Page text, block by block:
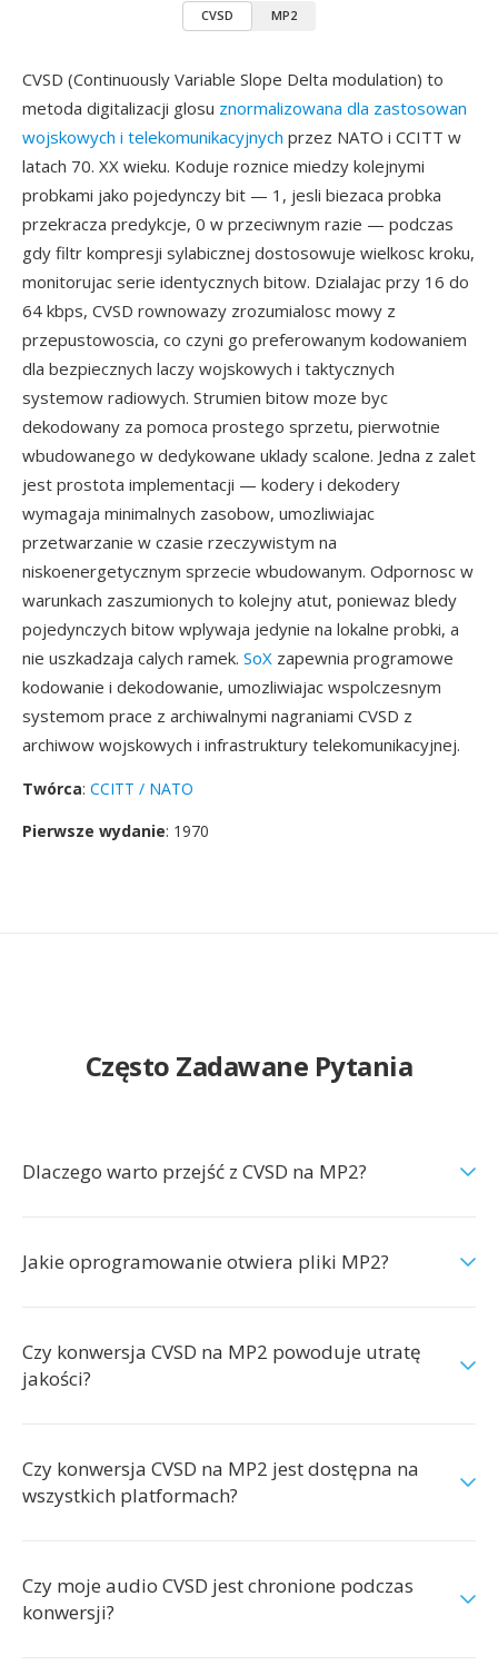
CVSD MP2
CVSD (Continuously Variable Slope Delta modulation) to
metoda digitalizacji glosu znormalizowana dla zastosowan
wojskowych i telekomunikacyjnych przez NATO i CCITT w
latach 70. XX wieku. Koduje roznice miedzy kolejnymi
probkami jako pojedynczy bit — 1, jesli biezaca probka
przekracza predykcje, 0 w przeciwnym razie — podczas
gdy filtr kompresji sylabicznej dostosowuje wielkosc kroku,
monitorujac serie identycznych bitow. Dzialajac przy 16 do
64 kbps, CVSD rownowazy zrozumialosc mowy z
przepustowoscia, co czyni go preferowanym kodowaniem
dla bezpiecznych laczy wojskowych i taktycznych
systemow radiowych. Strumien bitow moze byc
dekodowany za pomoca prostego sprzetu, pierwotnie
wbudowanego w dedykowane uklady scalone. Jedna z zalet
jest prostota implementacji — kodery i dekodery
wymagaja minimalnych zasobow, umozliwiajac
przetwarzanie w czasie rzeczywistym na
niskoenergetycznym sprzecie wbudowanym. Odpornosc w
warunkach zaszumionych to kolejny atut, poniewaz bledy
pojedynczych bitow wplywaja jedynie na lokalne probki, a
nie uszkadzaja calych ramek. SoX zapewnia programowe
kodowanie i dekodowanie, umozliwiajac wspolczesnym
systemom prace z archiwalnymi nagraniami CVSD z
archiwow wojskowych i infrastruktury telekomunikacyjnej.
Twórca: CCITT / NATO
Pierwsze wydanie: 1970
Często Zadawane Pytania
Dlaczego warto przejść z CVSD na MP2?
Jakie oprogramowanie otwiera pliki MP2?
Czy konwersja CVSD na MP2 powoduje utratę
jakości?
Czy konwersja CVSD na MP2 jest dostępna na
wszystkich platformach?
Czy moje audio CVSD jest chronione podczas
konwersji?